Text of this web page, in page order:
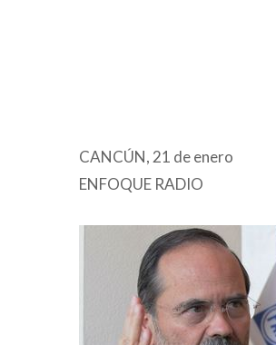
CANCÚN, 21 de enero
ENFOQUE RADIO